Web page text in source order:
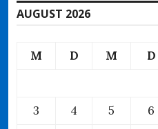
AUGUST 2026
M D M D
3
4 5 6